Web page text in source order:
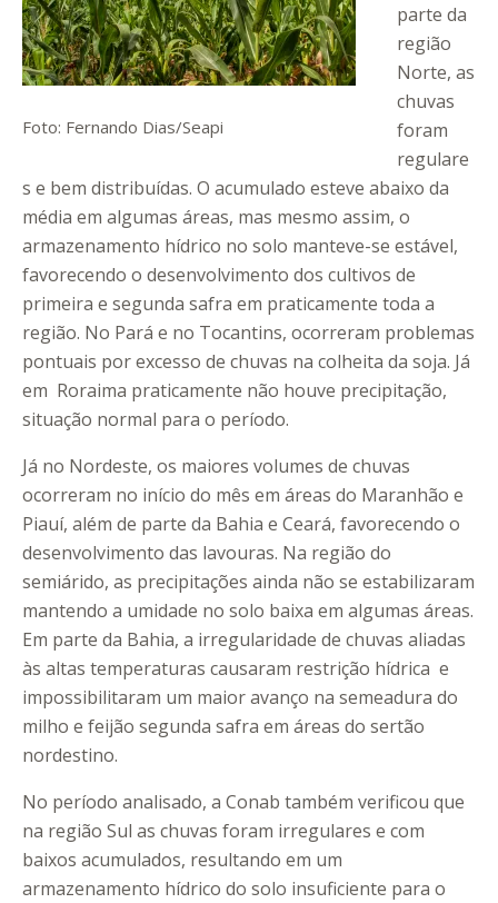
Foto: Fernando Dias/Seapi
parte da
região
Norte, as
chuvas
foram
regulare
s e bem distribuídas. O acumulado esteve abaixo da
média em algumas áreas, mas mesmo assim, o
armazenamento hídrico no solo manteve-se estável,
favorecendo o desenvolvimento dos cultivos de
primeira e segunda safra em praticamente toda a
região. No Pará e no Tocantins, ocorreram problemas
pontuais por excesso de chuvas na colheita da soja. Já
em Roraima praticamente não houve precipitação,
situação normal para o período.
Já no Nordeste, os maiores volumes de chuvas
ocorreram no início do mês em áreas do Maranhão e
Piauí, além de parte da Bahia e Ceará, favorecendo o
desenvolvimento das lavouras. Na região do
semiárido, as precipitações ainda não se estabilizaram
mantendo a umidade no solo baixa em algumas áreas.
Em parte da Bahia, a irregularidade de chuvas aliadas
às altas temperaturas causaram restrição hídrica e
impossibilitaram um maior avanço na semeadura do
milho e feijão segunda safra em áreas do sertão
nordestino.
No período analisado, a Conab também verificou que
na região Sul as chuvas foram irregulares e com
baixos acumulados, resultando em um
armazenamento hídrico do solo insuficiente para o